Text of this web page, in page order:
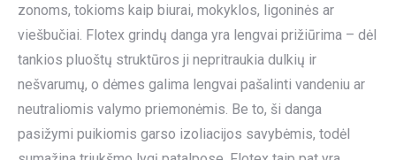
zonoms, tokioms kaip biurai, mokyklos, ligoninės ar
viešbučiai. Flotex grindų danga yra lengvai prižiūrima – dėl
tankios pluoštų struktūros ji nepritraukia dulkių ir
nešvarumų, o dėmes galima lengvai pašalinti vandeniu ar
neutraliomis valymo priemonėmis. Be to, ši danga
pasižymi puikiomis garso izoliacijos savybėmis, todėl